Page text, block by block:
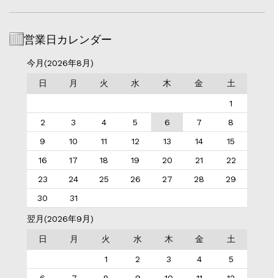
営業日カレンダー
今月(2026年8月)
日 月 火 水 木 金 土
1
2
3 4 5 6 7
8
9
10 11 12 13 14
15
16
17 18 19 20 21
22
23
24 25 26 27 28
29
30
31
翌月(2026年9月)
日 月 火 水 木 金 土
1 2 3 4
5